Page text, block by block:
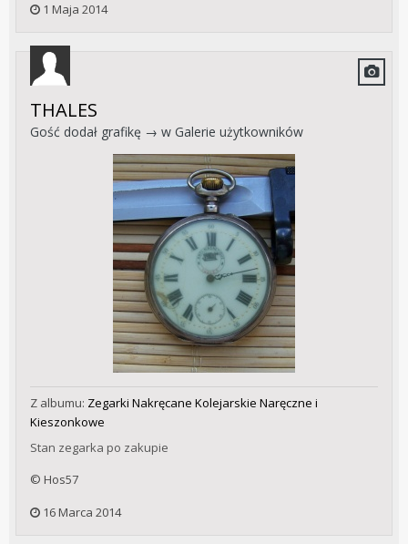
1 Maja 2014
THALES
Gość dodał grafikę → w Galerie użytkowników
Z albumu: Zegarki Nakręcane Kolejarskie Naręczne i
Kieszonkowe
Stan zegarka po zakupie
© Hos57
16 Marca 2014